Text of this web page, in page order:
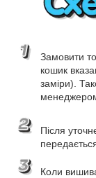
Замовити
кошик
заміри).
Після
Коли